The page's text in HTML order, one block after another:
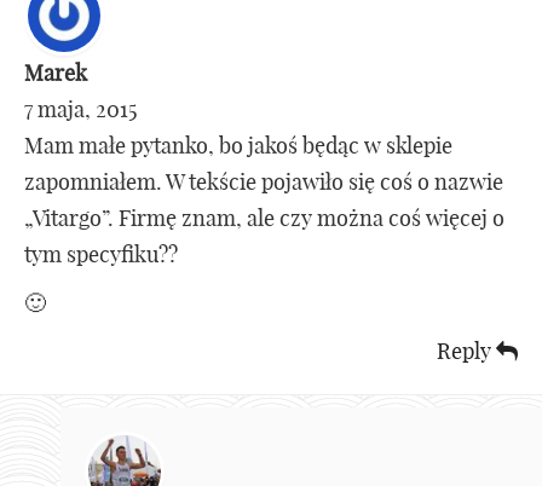
Marek
7 maja, 2015
Mam małe pytanko, bo jakoś będąc w sklepie
zapomniałem. W tekście pojawiło się coś o nazwie
„Vitargo”. Firmę znam, ale czy można coś więcej o
tym specyfiku??
🙂
Reply